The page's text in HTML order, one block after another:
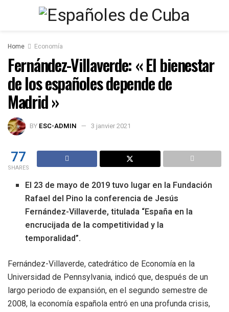
Home Economía
Fernández-Villaverde: « El bienestar
de los españoles depende de
Madrid »
BY ESC-ADMIN 3 janvier 2021
77
SHARES
El 23 de mayo de 2019 tuvo lugar en la Fundación
Rafael del Pino la conferencia de Jesús
Fernández-Villaverde, titulada “España en la
encrucijada de la competitividad y la
temporalidad”.
Fernández-Villaverde, catedrático de Economía en la
Universidad de Pennsylvania, indicó que, después de un
largo periodo de expansión, en el segundo semestre de
2008, la economía española entró en una profunda crisis,